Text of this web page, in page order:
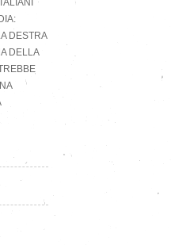
DESTRA
DELLA